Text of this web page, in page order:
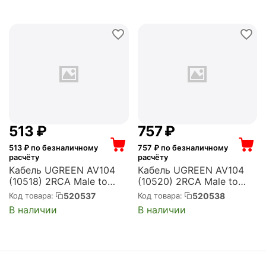
‍513‍ ₽
513 ₽ по безналичному
расчёту
Кабель UGREEN AV104
(10518) 2RCA Male to
2RCA Male Cable. Длина:
2 м. Цвет: черный
(10518_)
Код товара: 520537
В наличии
‍757‍₽
757 ₽ по безналичному
расчёту
Кабель UGREEN AV104
(10520) 2RCA Male to
2RCA Male Cable. Длина:
5м. Цвет: черный
(10520_)
Код товара: 520538
В наличии